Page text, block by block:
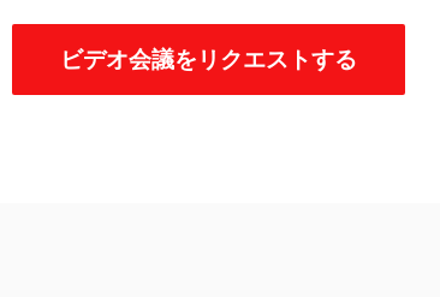
ビデオ会議をリクエストする